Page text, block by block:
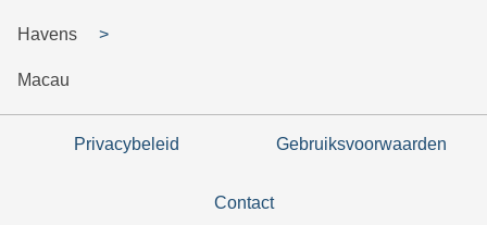
Havens
Macau
Privacybeleid Gebruiksvoorwaarden
Contact